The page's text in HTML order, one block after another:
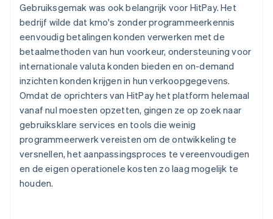
Gebruiksgemak was ook belangrijk voor HitPay. Het
bedrijf wilde dat kmo's zonder programmeerkennis
eenvoudig betalingen konden verwerken met de
betaalmethoden van hun voorkeur, ondersteuning voor
internationale valuta konden bieden en on-demand
inzichten konden krijgen in hun verkoopgegevens.
Omdat de oprichters van HitPay het platform helemaal
vanaf nul moesten opzetten, gingen ze op zoek naar
gebruiksklare services en tools die weinig
programmeerwerk vereisten om de ontwikkeling te
versnellen, het aanpassingsproces te vereenvoudigen
en de eigen operationele kosten zo laag mogelijk te
houden.